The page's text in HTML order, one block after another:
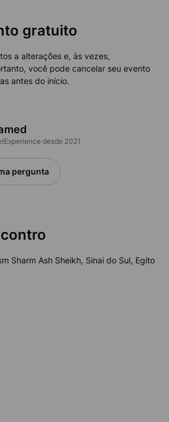
gratuito
a alterações e, às vezes,
você pode cancelar seu evento
antes do início.
desde 2021
pergunta
Sharm Ash Sheikh, Sinai do Sul, Egito